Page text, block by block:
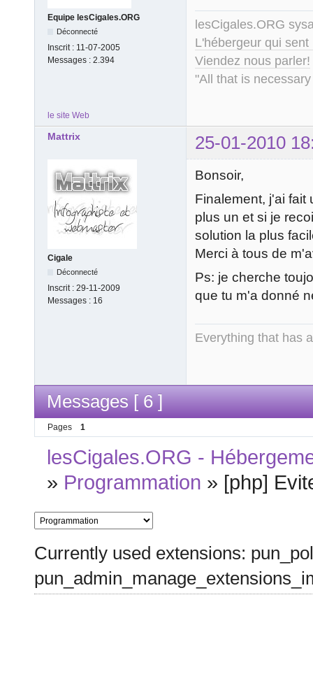
Equipe lesCigales.ORG
Déconnecté
Inscrit : 11-07-2005
Messages : 2.394
lesCigales.ORG
L'hébergeur qui
Viendez nous parler!
"All that is
le site Web
Mattrix 25-01-2010
Cigale
Déconnecté
Inscrit : 29-11-2009
Messages : 16
Bonsoir,
Finalement, j'ai fait
plus un et si je
solution la plus
Merci à tous de
Ps: je cherche
que tu m'a donné
Everything that has
Messages [ 6 ]
Pages 1
lesCigales.ORG -
» Programmation » [php]
Currently used extensions: